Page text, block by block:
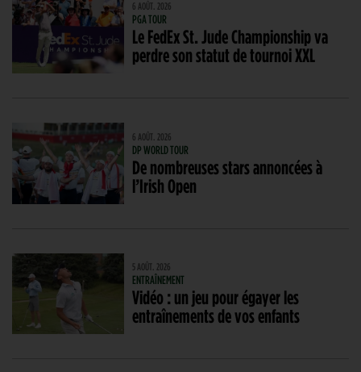
6 AOÛT. 2026
PGA TOUR
Le FedEx St. Jude Championship va
perdre son statut de tournoi XXL
6 AOÛT. 2026
DP WORLD TOUR
De nombreuses stars annoncées à
l’Irish Open
5 AOÛT. 2026
ENTRAÎNEMENT
Vidéo : un jeu pour égayer les
entraînements de vos enfants